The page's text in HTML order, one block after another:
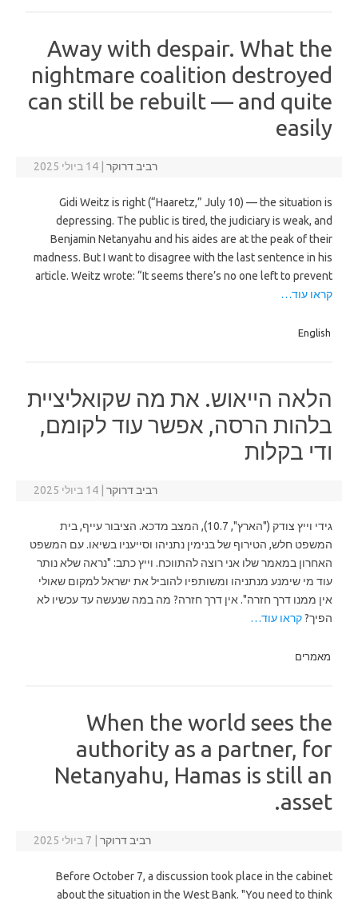
Away with despair. What the
nightmare coalition destroyed
can still be rebuilt — and quite
easily
רביב דרוקר 14 ביולי 2025
Gidi Weitz is right (“Haaretz,” July 10) — the situation is
depressing. The public is tired, the judiciary is weak, and
Benjamin Netanyahu and his aides are at the peak of their
madness. But I want to disagree with the last sentence in his
article. Weitz wrote: “It seems there’s no one left to prevent
קראו עוד…
English
הלאה הייאוש. את מה שקואליציית
בלהות הרסה, אפשר עוד לקומם,
ודי בקלות
רביב דרוקר 14 ביולי 2025
גידי וייץ צודק ("הארץ", 10.7), המצב מדכא. הציבור עייף, בית
המשפט חלש, הטירוף של בנימין נתניהו וסייעניו בשיאו. עם המשפט
האחרון במאמר שלו אני רוצה להתווכח. וייץ כתב: "נראה שלא נותר
עוד מי שימנע מנתניהו ומשותפיו להוביל את ישראל למקום שאולי
אין ממנו דרך חזרה". אין דרך חזרה? מה במה שנעשה עד עכשיו לא
הפיך?קראו עוד…
מאמרים
When the world sees the
authority as a partner, for
Netanyahu, Hamas is still an
asset.
רביב דרוקר 7 ביולי 2025
Before October 7, a discussion took place in the cabinet
about the situation in the West Bank. "You need to think